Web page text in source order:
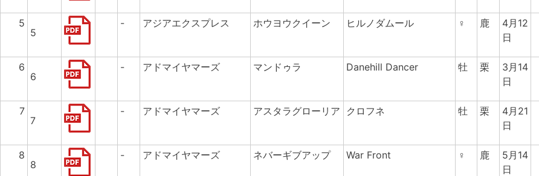
5
5
- アジアエクスプレス ホウヨウクイーン ヒルノダムール ♀ 鹿
4月12
日
6
6
- アドマイヤマーズ マンドゥラ Danehill Dancer 牡 栗
3月14
日
7
7
- アドマイヤマーズ アスタラグローリア クロフネ 牡 栗
4月21
日
8
8
- アドマイヤマーズ ネバーギブアップ War Front ♀ 鹿
5月14
日